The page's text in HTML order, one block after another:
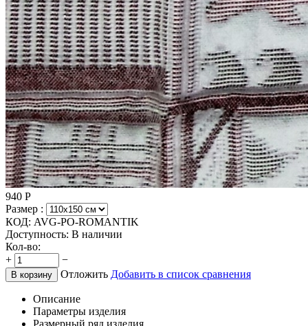
940 Р
Размер :
КОД: AVG-PO-ROMANTIK
Доступность: В наличии
Кол-во:
+
−
В корзину Отложить Добавить в список сравнения
Описание
Параметры изделия
Размерный ряд изделия